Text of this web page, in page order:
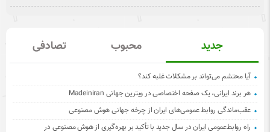
جدید محبوب تصادفی
آیا محتشم می‌تواند بر مشکلات غلبه کند؟
هر برند ایرانی، یک صفحه اختصاصی در ویترین جهانی Madeiniran
عقب‌ماندگی روابط عمومی‌های ایران از چرخه جهانی هوش مصنوعی
راه روابط‌عمومی ایران در سال جدید با تأکید بر بهره‌گیری از هوش مصنوعی در